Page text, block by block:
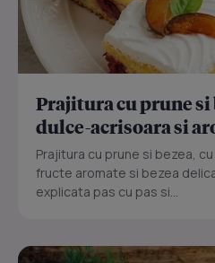
Prajitura cu prune si
dulce-acrisoara si
Prajitura cu prune si bezea,
fructe aromate si bezea
explicata pas cu pas si...